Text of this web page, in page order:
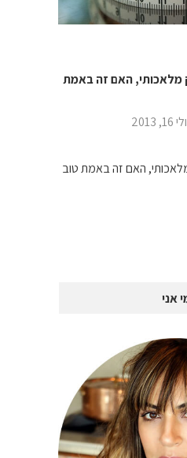
מלאכותי, האם זה באמת
16, 2013
האם זה באמת טוב
אני